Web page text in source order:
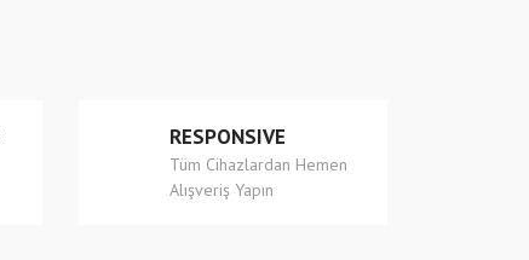
RESPONSIVE
Tüm Cihazlardan Hemen
Alışveriş Yapın